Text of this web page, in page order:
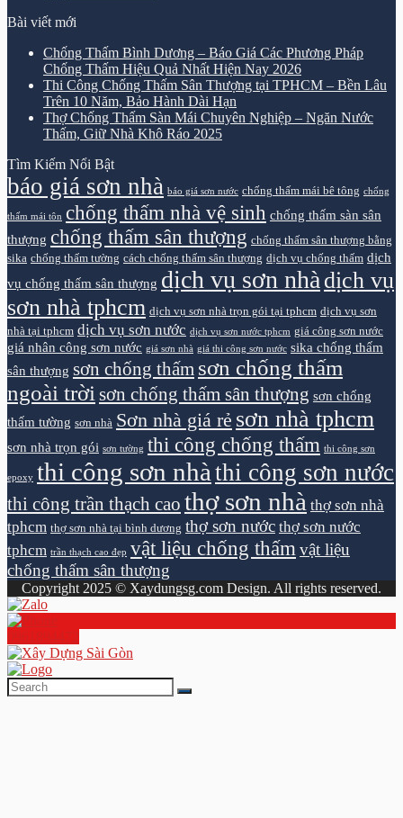
Bài viết mới
Chống Thấm Bình Dương – Báo Giá Các Phương Pháp
Chống Thấm Hiệu Quả Nhất Hiện Nay 2026
Thi Công Chống Thấm Sân Thượng tại TPHCM – Bền Lâu
Trên 10 Năm, Bảo Hành Dài Hạn
Thợ Chống Thấm Sàn Mái Chuyên Nghiệp – Ngăn Nước
Thấm, Giữ Nhà Khô Ráo 2025
Tìm Kiếm Nổi Bật
báo giá sơn nhà báo giá sơn nước chống thấm mái bê tông chống
thấm mái tôn chống thấm nhà vệ sinh chống thấm sàn sân
thượng chống thấm sân thượng chống thấm sân thượng bằng
sika chống thấm tường cách chống thấm sân thượng dịch vụ chống thấm dịch
vụ chống thấm sân thượng dịch vụ sơn nhà dịch vụ
sơn nhà tphcm dịch vụ sơn nhà trọn gói tại tphcm dịch vụ sơn
nhà tại tphcm dịch vụ sơn nước dịch vụ sơn nước tphcm giá công sơn nước
giá nhân công sơn nước giá sơn nhà giá thi công sơn nước sika chống thấm
sân thượng sơn chống thấm sơn chống thấm
ngoài trời sơn chống thấm sân thượng sơn chống
thấm tường sơn nhà Sơn nhà giá rẻ sơn nhà tphcm
sơn nhà trọn gói sơn tường thi công chống thấm thi công sơn
epoxy thi công sơn nhà thi công sơn nước
thi công trần thạch cao thợ sơn nhà thợ sơn nhà
tphcm thợ sơn nhà tại bình dương thợ sơn nước thợ sơn nước
tphcm trần thạch cao đẹp vật liệu chống thấm vật liệu
chống thấm sân thượng
Copyright 2025 © Xaydungsg.com Design. All rights reserved.